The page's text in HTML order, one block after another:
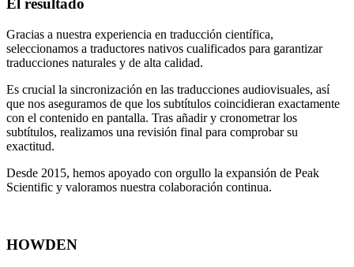
El resultado
Gracias a nuestra experiencia en traducción científica,
seleccionamos a traductores nativos cualificados para garantizar
traducciones naturales y de alta calidad.
Es crucial la sincronización en las traducciones audiovisuales, así
que nos aseguramos de que los subtítulos coincidieran exactamente
con el contenido en pantalla. Tras añadir y cronometrar los
subtítulos, realizamos una revisión final para comprobar su
exactitud.
Desde 2015, hemos apoyado con orgullo la expansión de Peak
Scientific y valoramos nuestra colaboración continua.
HOWDEN